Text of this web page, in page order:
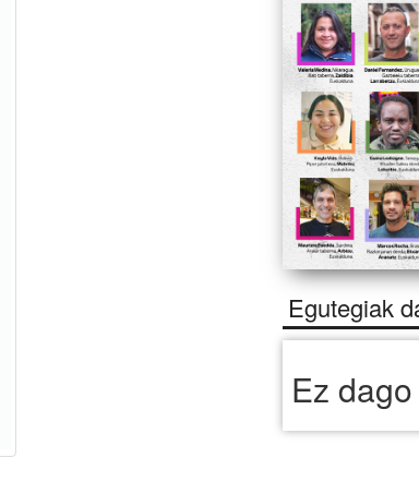
Egutegiak
Ez